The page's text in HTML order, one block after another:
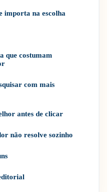
importa na escolha
que costumam
com mais
antes de clicar
não resolve sozinho